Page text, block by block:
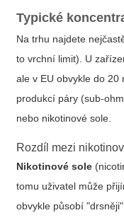
Typické
Na trhu najdete
to vrchní limit). U
ale v EU obvykle do
produkcí páry (sub-
nebo nikotinové sole.
Rozdíl mezi
Nikotinové sole
tomu uživatel může
obvykle působí